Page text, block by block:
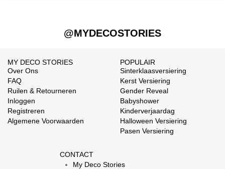
@MYDECOSTORIES
MY DECO STORIES
Over Ons
FAQ
Ruilen & Retourneren
Inloggen
Registreren
Algemene Voorwaarden
POPULAIR
Sinterklaasversiering
Kerst Versiering
Gender Reveal
Babyshower
Kinderverjaardag
Halloween Versiering
Pasen Versiering
CONTACT
My Deco Stories